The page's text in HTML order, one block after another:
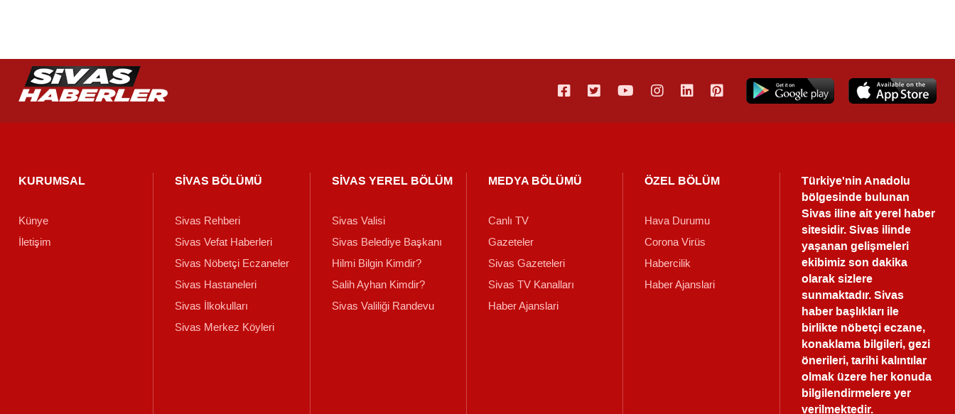
KURUMSAL
Künye
İletişim
SİVAS BÖLÜMÜ
Sivas Rehberi
Sivas Vefat Haberleri
Sivas Nöbetçi Eczaneler
Sivas Hastaneleri
Sivas İlkokulları
Sivas Merkez Köyleri
SİVAS YEREL BÖLÜM
Sivas Valisi
Sivas Belediye Başkanı
Hilmi Bilgin Kimdir?
Salih Ayhan Kimdir?
Sivas Valiliği Randevu
MEDYA BÖLÜMÜ
Canlı TV
Gazeteler
Sivas Gazeteleri
Sivas TV Kanalları
Haber Ajanslari
ÖZEL BÖLÜM
Hava Durumu
Corona Virüs
Habercilik
Haber Ajanslari
Türkiye'nin Anadolu
bölgesinde bulunan
Sivas iline ait yerel haber
sitesidir. Sivas ilinde
yaşanan gelişmeleri
ekibimiz son dakika
olarak sizlere
sunmaktadır.Sivas
haberbaşlıkları ile
birlikte nöbetçi eczane,
konaklama bilgileri, gezi
önerileri, tarihi kalıntılar
olmak üzere her konuda
bilgilendirmelere yer
verilmektedir.